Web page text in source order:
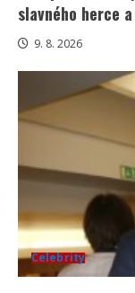
slavného herce
9. 8. 2026
Celebrity